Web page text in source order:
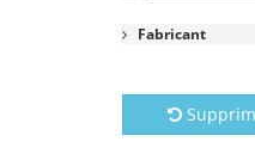
Fabricant